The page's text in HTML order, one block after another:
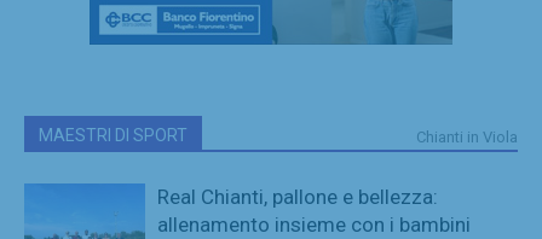
MAESTRI DI SPORT Chianti in Viola
Real Chianti, pallone e bellezza:
allenamento insieme con i bambini